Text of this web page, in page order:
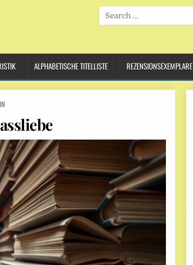
Search
for:
ALPHABETISCHE TITELLISTE REZENSIONSEXEMPLARE